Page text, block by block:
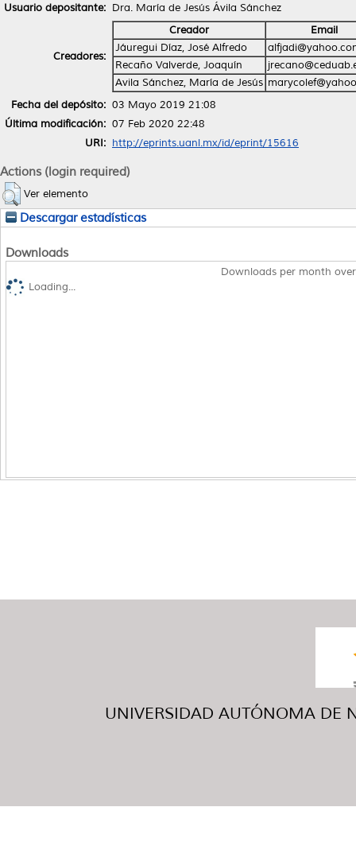
Usuario depositante: Dra. María de Jesús Ávila Sánchez
Creadores:
Creador
Email
Jáuregui Díaz, José Alfredo
Recaño Valverde, Joaquín
Avila Sánchez, María de Jesús
Fecha del depósito: 03 Mayo 2019 21:08
Última modificación: 07 Feb 2020 22:48
URI: http://eprints.uanl.mx/id/eprint/15616
Actions (login required)
Ver elemento
Descargar estadísticas
Downloads
Downloads per month
Loading...
UNIVERSIDAD AUTÓNOMA DE